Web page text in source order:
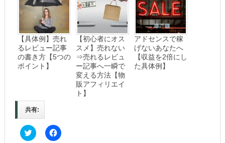
【具体例】売れ
るレビュー記事
の書き方【5つの
ポイント】
【初心者にオス
スメ】売れない
⇒売れるレビュ
ー記事へ一瞬で
変える方法【物
販アフィリエイ
ト】
アドセンスで稼
げないあなたへ
【収益を2倍にし
た具体例】
共有:
C
l
F
a